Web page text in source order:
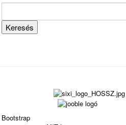
Bootstrap